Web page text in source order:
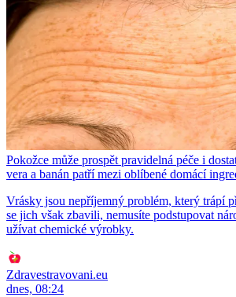
Pokožce může prospět pravidelná péče i
vera a banán patří mezi oblíbené domácí
Vrásky jsou nepříjemný problém, který trápí
se jich však zbavili, nemusíte podstupovat
užívat chemické výrobky.
Zdravestravovani.eu
dnes, 08:24